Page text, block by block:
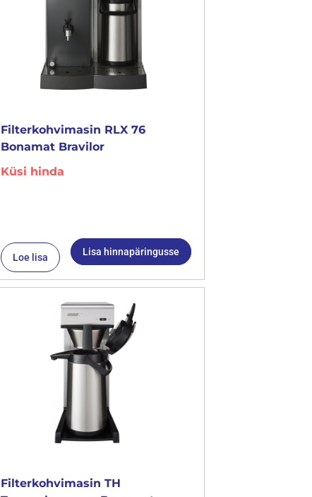
Filterkohvimasin RLX 76
Bonamat Bravilor
Küsi hinda
Loe lisa Lisa hinnapäringusse
Filterkohvimasin TH